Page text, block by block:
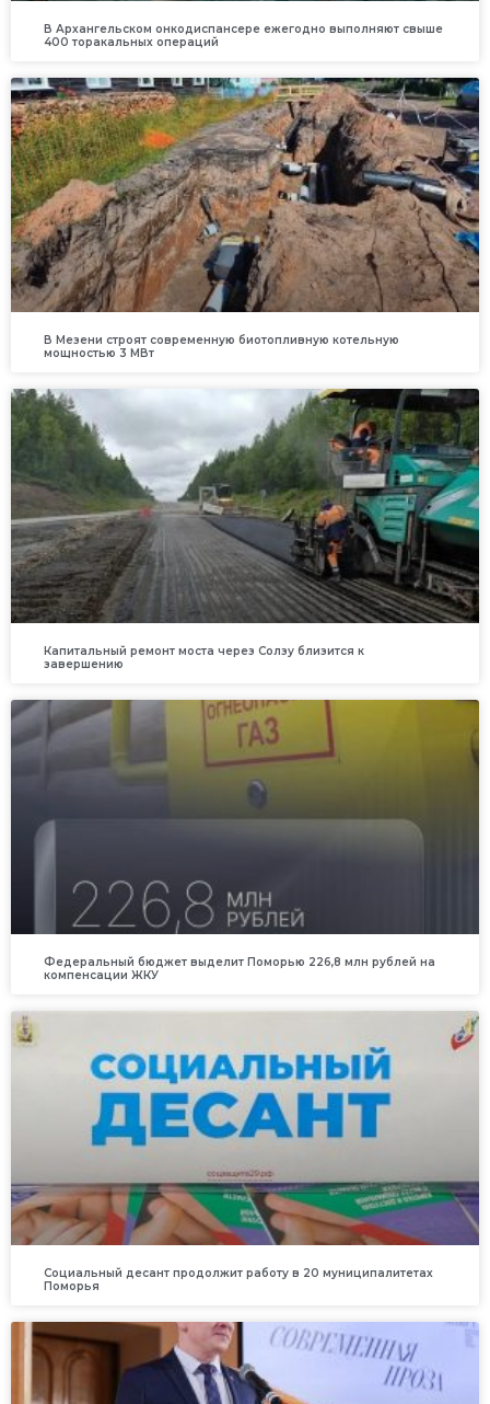
В Архангельском онкодиспансере ежегодно выполняют свыше
400 торакальных операций
В Мезени строят современную биотопливную котельную
мощностью 3 МВт
Капитальный ремонт моста через Солзу близится к
завершению
Федеральный бюджет выделит Поморью 226,8 млн рублей на
компенсации ЖКУ
Социальный десант продолжит работу в 20 муниципалитетах
Поморья